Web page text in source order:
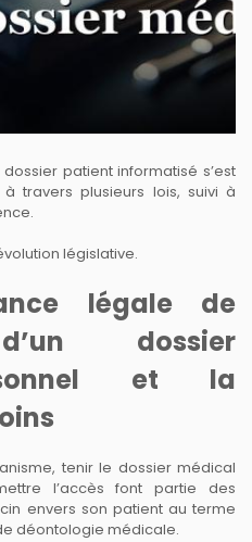
patient informatisé s’est
travers plusieurs lois, suivi à
législative.
légale de
dossier
et la
tenir le dossier médical
l’accès font partie des
envers son patient au terme
déontologie médicale.